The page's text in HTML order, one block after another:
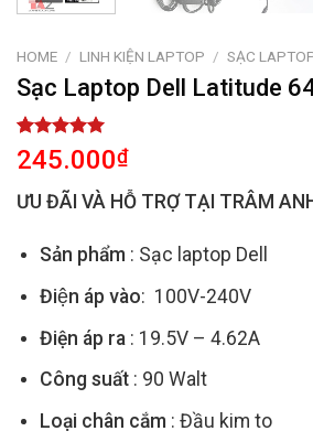
HOME / LINH KIỆN LAPTOP / SẠC
Sạc Laptop Dell Latitude
Rated 5.00
out of 5
based on
2
customer
245.000₫
ƯU ĐÃI VÀ HỖ TRỢ TẠI TRÂM
Sản phẩm : Sạc laptop Dell
Điện áp vào: 100V-240V
Điện áp ra: 19.5V – 4.62A
Công suất: 90 Walt
Loại chân cắm : Đầu kim to